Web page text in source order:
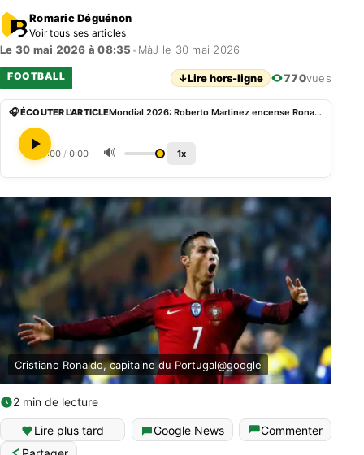
Romaric Déguénon
Voir tous ses articles
Le 30 mai 2026 à 08:35 • MàJ le 30 mai 2026
FOOTBALL ↓Lire hors-ligne 770vues
🎧 ÉCOUTER L'ARTICLE Mondial 2026: Roberto Martinez encense Ronaldo, toujours au cœur du projet portugais
0:00 / 0:00 🔊 1x
Cristiano Ronaldo, capitaine du Portugal@google
2 min de lecture
Lire plus tard Google News
Commenter